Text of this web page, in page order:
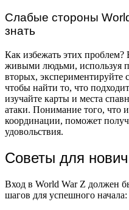
Слабые стороны
знать
Как избежать этих
живыми людьми, используя
вторых, экспериментируйте
чтобы найти то, что
изучайте карты и места
атаки. Понимание того, что
координации, поможет
удовольствия.
Советы для
Вход в World War Z должен
шагов для успешного начала: